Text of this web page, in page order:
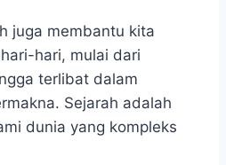
juga membantu kita
hari, mulai dari
terlibat dalam
Sejarah adalah
dunia yang kompleks